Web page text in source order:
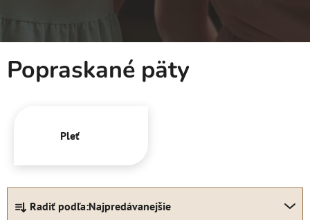
Popraskané päty
Pleť
R
Radiť podľa:Najpredávanejšie